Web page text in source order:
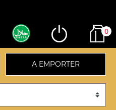
0
A EMPORTER